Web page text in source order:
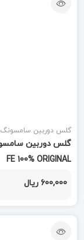
گلس دوربین سامسونگ
FE 100% ORIGINAL
600,000 ریال